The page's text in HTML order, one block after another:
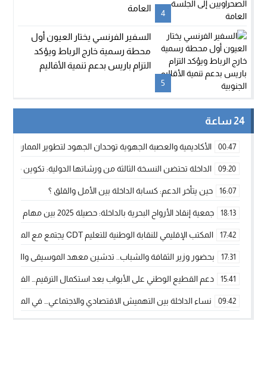
4
العامة
5
السفير الفرنسي يختار العيون أول
محطة رسمية خارج الرباط ويؤكد
التزام باريس بدعم تنمية الأقاليم
24 ساعة
00:47 الأكاديمية والعصبة الجهوية توحدان الجهود لتطوير الممارسة
09:20 الداخلة تحتضن النسخة الثالثة من ورشاتها الدولية: تكوين
16:07 حين يتأخر الدعم: كسابة الداخلة بين الأمل والقلق ؟
18:13 جمعية إنقاذ الأرواح البحرية بالداخلة: حصيلة 2025 بين مهام الإنقاذ ومشروع “دار البحار”
17:42 المكتب الإقليمي للنقابة الوطنية للتعليم CDT يجتمع مع المدير الإقليمي لمناقشة ملفات جوهرية لنساء ورجال التعليم
17:31 بحضور وزير الثقافة والشباب.. تدشين معهد الموسيقى والفنون
15:41 دعم القطيع الوطني على الأبواب بعد استكمال الترقيم…
09:42 نساء الداخلة بين التهميش الاقتصادي والاجتماعي… في المؤسسات